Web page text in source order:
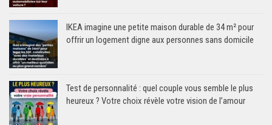
IKEA imagine une petite maison durable de 34 m² pour
offrir un logement digne aux personnes sans domicile
Test de personnalité : quel couple vous semble le plus
heureux ? Votre choix révèle votre vision de l’amour